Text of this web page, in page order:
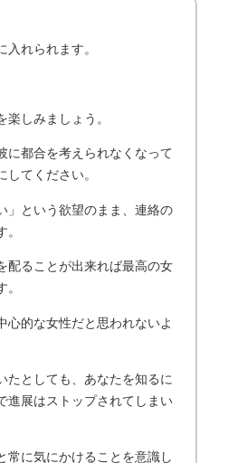
れられます。
しみましょう。
に都合を考えられなくなって
てください。
」という欲望のまま、連絡の
配ることが出来れば最高の女
心的な女性だと思われないよ
たとしても、あなたを知るに
進展はストップされてしまい
常に気にかけることを意識し